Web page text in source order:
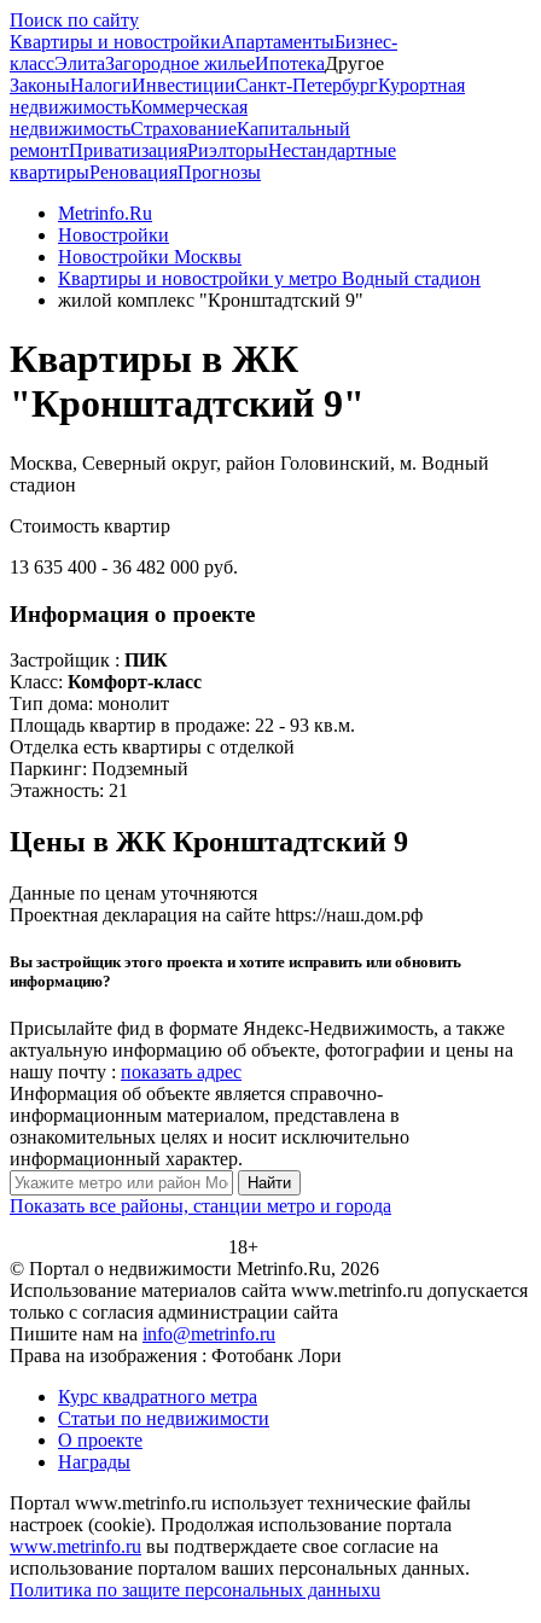
Поиск по сайту
Квартиры и новостройкиАпартаментыБизнес-
классЭлитаЗагородное жильеИпотекаДругое
ЗаконыНалогиИнвестицииСанкт-ПетербургКурортная
недвижимостьКоммерческая
недвижимостьСтрахованиеКапитальный
ремонтПриватизацияРиэлторыНестандартные
квартирыРеновацияПрогнозы
Metrinfo.Ru
Новостройки
Новостройки Москвы
Квартиры и новостройки у метро Водный стадион
жилой комплекс "Кронштадтский 9"
Квартиры в ЖК
"Кронштадтский 9"
Москва, Северный округ, район Головинский, м. Водный
стадион
Стоимость квартир
13 635 400 - 36 482 000 руб.
Информация о проекте
Застройщик : ПИК
Класс: Комфорт-класс
Тип дома: монолит
Площадь квартир в продаже: 22 - 93 кв.м.
Отделка есть квартиры с отделкой
Паркинг: Подземный
Этажность: 21
Цены в ЖК Кронштадтский 9
Данные по ценам уточняются
Проектная декларация на сайте https://наш.дом.рф
Вы застройщик этого проекта и хотите исправить или обновить
информацию?
Присылайте фид в формате Яндекс-Недвижимость, а также
актуальную информацию об объекте, фотографии и цены на
нашу почту : показать адрес
Информация об объекте является справочно-
информационным материалом, представлена в
ознакомительных целях и носит исключительно
информационный характер.
Найти
Показать все районы, станции метро и города
18+
© Портал о недвижимости Metrinfo.Ru, 2026
Использование материалов сайта www.metrinfo.ru допускается
только с согласия администрации сайта
Пишите нам на info@metrinfo.ru
Права на изображения : Фотобанк Лори
Курс квадратного метра
Статьи по недвижимости
О проекте
Награды
Портал www.metrinfo.ru использует технические файлы
настроек (cookie). Продолжая использование портала
www.metrinfo.ru вы подтверждаете свое согласие на
использование порталом ваших персональных данных.
Политика по защите персональных данныхu